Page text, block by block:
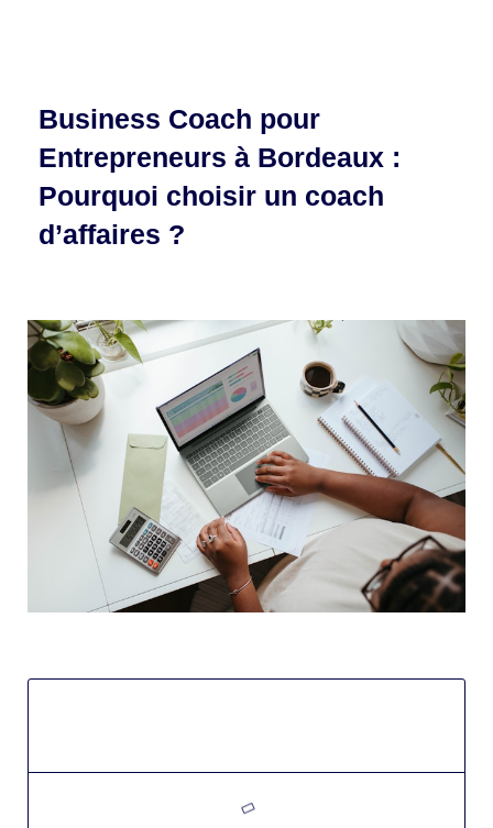
Business Coach pour
Entrepreneurs à Bordeaux :
Pourquoi choisir un coach
d’affaires ?